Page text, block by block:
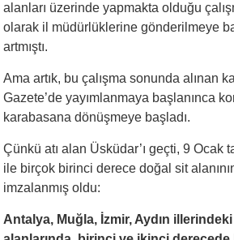
alanları üzerinde yapmakta olduğu
olarak il müdürlüklerine gönderilmeye
artmıştı.
Ama artık, bu çalışma sonunda alınan
Gazete’de yayımlanmaya başlanınca
karabasana dönüşmeye başladı.
Çünkü atı alan Üsküdar’ı geçti, 9 Ocak
ile birçok birinci derece doğal sit
imzalanmış oldu:
Antalya, Muğla, İzmir, Aydın